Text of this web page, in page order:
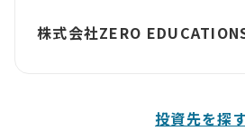
株式会社ZERO
投資先を探